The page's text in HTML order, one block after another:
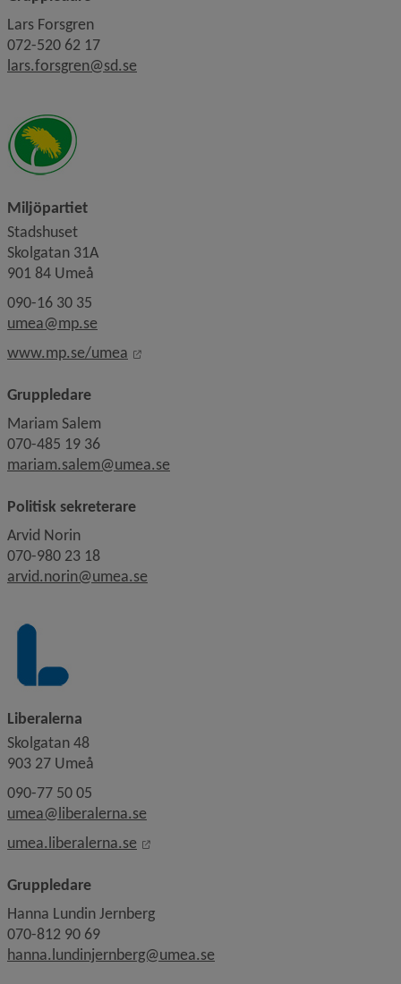
Lars Forsgren
072-520 62 17
lars.forsgren@sd.se
Miljöpartiet
Stadshuset
Skolgatan 31A
901 84 Umeå
090-16 30 35
umea@mp.se
www.mp.se/umea
Länk till annan webbplats, öppnas i nytt
Gruppledare
Mariam Salem
070-485 19 36
mariam.salem@umea.se
Politisk sekreterare
Arvid Norin
070-980 23 18
arvid.norin@umea.se
Liberalerna
Skolgatan 48
903 27 Umeå
090-77 50 05
umea@liberalerna.se
umea.liberalerna.se
Länk till annan webbplats, öppnas i
Gruppledare
Hanna Lundin Jernberg
070-812 90 69
hanna.lundinjernberg@umea.se